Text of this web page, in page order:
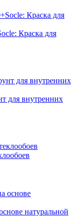
Краска для
для внутренних
натуральной